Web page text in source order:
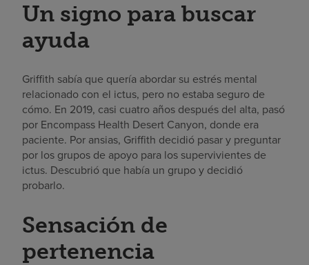
Un signo para buscar
ayuda
Griffith sabía que quería abordar su estrés mental
relacionado con el ictus, pero no estaba seguro de
cómo. En 2019, casi cuatro años después del alta, pasó
por Encompass Health Desert Canyon, donde era
paciente. Por ansias, Griffith decidió pasar y preguntar
por los grupos de apoyo para los supervivientes de
ictus. Descubrió que había un grupo y decidió
probarlo.
Sensación de
pertenencia